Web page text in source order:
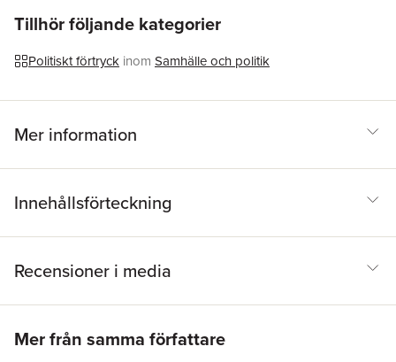
Tillhör följande kategorier
Politiskt förtryck inom Samhälle och politik
Mer information
Innehållsförteckning
Recensioner i media
Mer från samma författare